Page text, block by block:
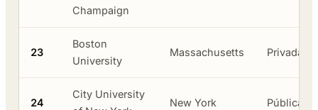
Champaign
23
Boston
University
Massachusetts Privada
24
City University
New York Pública